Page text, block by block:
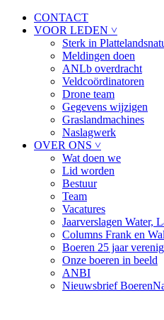
CONTACT
VOOR LEDEN ˅
Sterk in
Meldingen doen
ANLb overdracht
Veldcoördinatoren
Drone team
Gegevens wijzigen
Graslandmachines
Naslagwerk
OVER ONS ˅
Wat doen we
Lid worden
Bestuur
Team
Vacatures
Jaarverslagen Water,
Columns Frank en
Boeren 25 jaar
Onze boeren in beeld
ANBI
Nieuwsbrief